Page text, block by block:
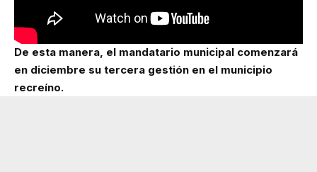
De esta manera, el mandatario municipal comenzará
en diciembre su tercera gestión en el municipio
recreíno.